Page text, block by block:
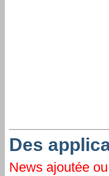
Des
News ajoutée